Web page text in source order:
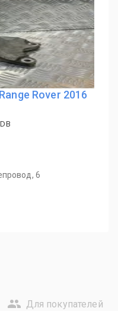
Rover 2016
6
Для покупателей